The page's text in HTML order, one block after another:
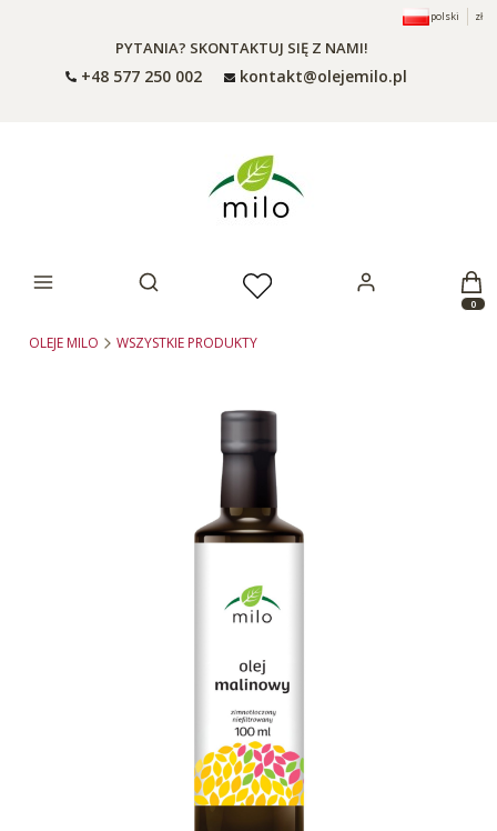
polski zł
PYTANIA? SKONTAKTUJ SIĘ Z NAMI!
+48 577 250 002 kontakt@olejemilo.pl
Otwórz wyszukiwarkę
OLEJE MILO WSZYSTKIE PRODUKTY